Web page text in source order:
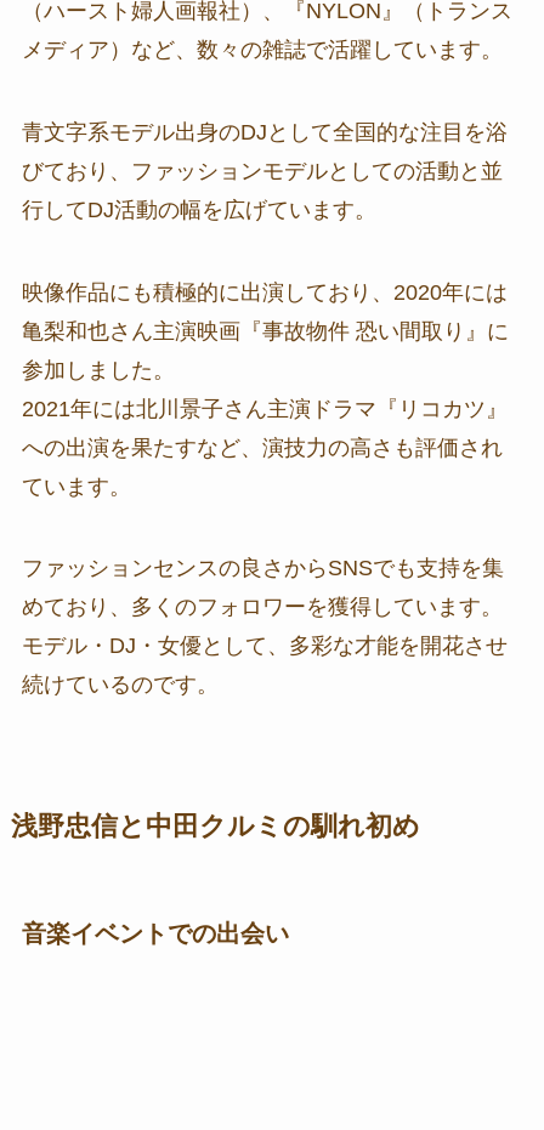
（ハースト婦人画報社）、『NYLON』（トランス
メディア）など、数々の雑誌で活躍しています。
青文字系モデル出身のDJとして全国的な注目を浴
びており、ファッションモデルとしての活動と並
行してDJ活動の幅を広げています。
映像作品にも積極的に出演しており、2020年には
亀梨和也さん主演映画『事故物件 恐い間取り』に
参加しました。
2021年には北川景子さん主演ドラマ『リコカツ』
への出演を果たすなど、演技力の高さも評価され
ています。
ファッションセンスの良さからSNSでも支持を集
めており、多くのフォロワーを獲得しています。
モデル・DJ・女優として、多彩な才能を開花させ
続けているのです。
浅野忠信と中田クルミの馴れ初め
音楽イベントでの出会い